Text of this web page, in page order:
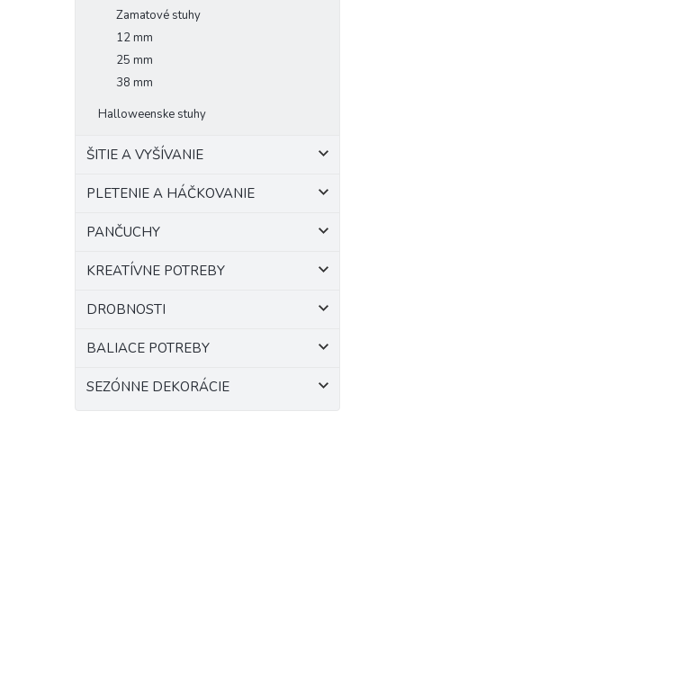
Zamatové stuhy
12 mm
25 mm
38 mm
Halloweenske stuhy
ŠITIE A VYŠÍVANIE
PLETENIE A HÁČKOVANIE
PANČUCHY
KREATÍVNE POTREBY
DROBNOSTI
BALIACE POTREBY
SEZÓNNE DEKORÁCIE